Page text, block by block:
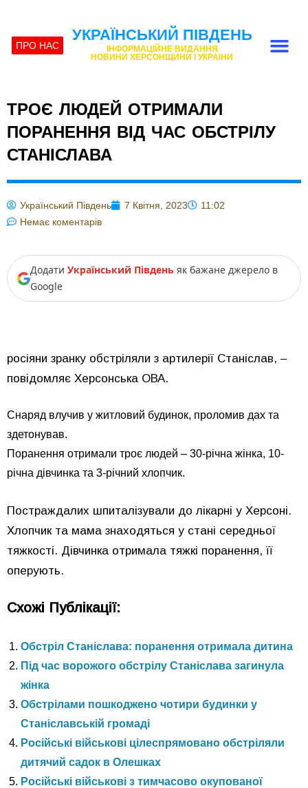
ПРО НАС
УКРАЇНСЬКИЙ ПІВДЕНЬ
ІНФОРМАЦІЙНЕ ВИДАННЯ
НОВИНИ ХЕРСОНЩИНИ І УКРАЇНИ
ТРОЄ ЛЮДЕЙ ОТРИМАЛИ
ПОРАНЕННЯ ВІД ЧАС ОБСТРІЛУ
СТАНІСЛАВА
Український Південь 7 Квітня, 2023
11:02
Немає коментарів
Додати Український Південь як бажане джерело в
Google
росіяни зранку обстріляли з артилерії Станіслав, –
повідомляє Херсонська ОВА.
Снаряд влучив у житловий будинок, проломив дах та
здетонував.
Поранення отримали троє людей – 30-річна жінка, 10-
річна дівчинка та 3-річний хлопчик.
Постраждалих шпиталізували до лікарні у Херсоні.
Хлопчик та мама знаходяться у стані середньої
тяжкості. Дівчинка отримала тяжкі поранення, її
оперують.
Схожі Публікації:
Обстріл Станіслава: поранення отримала дитина
Під час ворожого обстрілу Станіслава загинула
жінка
Обстрілами пошкоджено чотири будинки у
Станіславській громаді
Російські військові цілеспрямовано обстріляли
дитячий садок в Олешках
Російські військові з тимчасово окупованої